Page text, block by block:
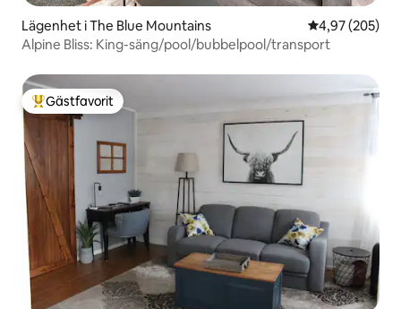
Lägenhet i The Blue Mountains 4,97 av 5 i
4,97 (205)
Alpine Bliss: King-säng/pool/bubbelpool/transport
Populär gästfavorit
Gästfavorit